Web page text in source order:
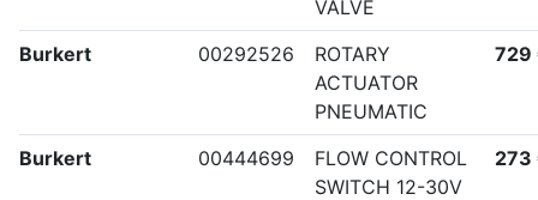
VALVE
Burkert 00292526
ROTARY
ACTUATOR
PNEUMATIC
729
Burkert 00444699
FLOW CONTROL
SWITCH 12-30V
273